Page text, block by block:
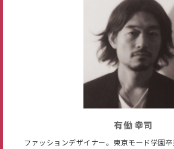
有働 幸司
ファッションデザイナー。東京モード学園